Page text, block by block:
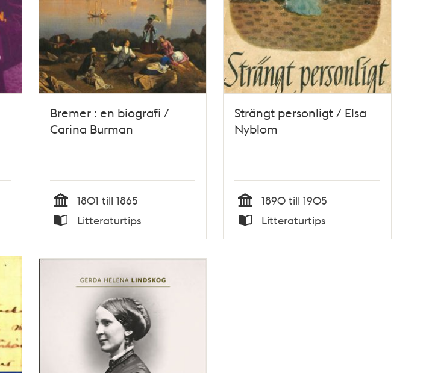
Bremer : en biografi /
Carina Burman
Tid
1801 till 1865
Typ
Litteraturtips
Strängt personligt / Elsa
Nyblom
Tid
1890 till 1905
Typ
Litteraturtips